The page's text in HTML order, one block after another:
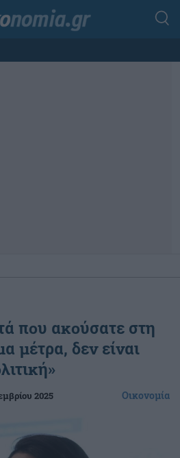
που ακούσατε στη
μέτρα, δεν είναι
2025 Οικονομία